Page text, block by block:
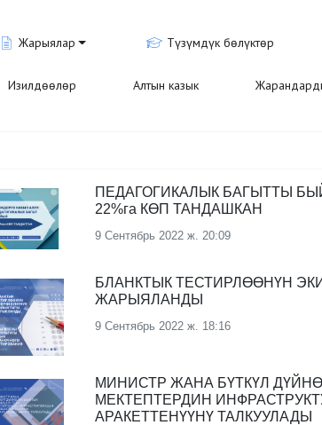
Жарыялар Түзүмдүк бөлүктөр
Изилдөөлөр Алтын казык
ПЕДАГОГИКАЛЫК БАГЫТТЫ
22%га КӨП ТАНДАШКАН
9 Сентябрь 2022 ж. 20:09
БЛАНКТЫК ТЕСТИРЛӨӨНҮН
ЖАРЫЯЛАНДЫ
9 Сентябрь 2022 ж. 18:16
МИНИСТР ЖАНА БҮТКҮЛ
МЕКТЕПТЕРДИН
АРАКЕТТЕНҮҮНҮ ТАЛКУУЛАДЫ